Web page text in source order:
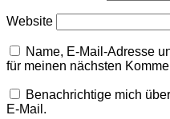
Website
Name, E-Mail-Adresse
für meinen nächsten
Benachrichtige mich
E-Mail.